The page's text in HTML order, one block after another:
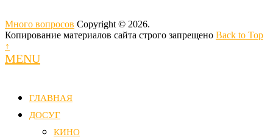
Много вопросов Copyright © 2026.
Копирование материалов сайта строго запрещено Back to Top
↑
MENU
ГЛАВНАЯ
ДОСУГ
КИНО